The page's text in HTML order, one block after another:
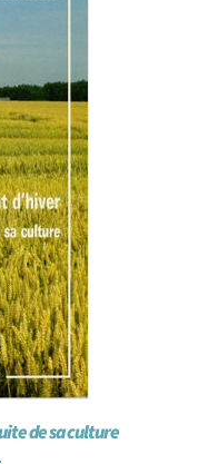
de sa culture